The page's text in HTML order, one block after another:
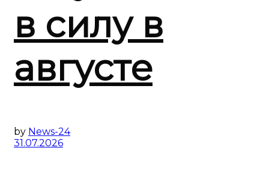
в силу в
августе
by News-24
31.07.2026